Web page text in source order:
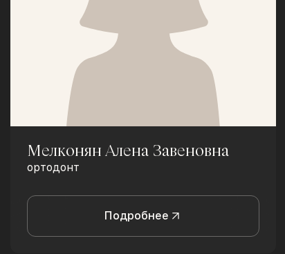
Мелконян Алена Завеновна
ортодонт
Подробнее